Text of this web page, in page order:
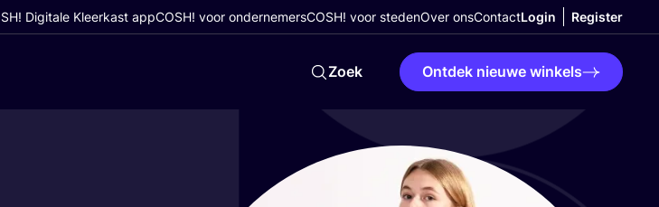
Digitale Kleerkast appCOSH! voor ondernemersCOSH! voor stedenOver onsContactLogin Register
Zoek Ontdek nieuwe winkels